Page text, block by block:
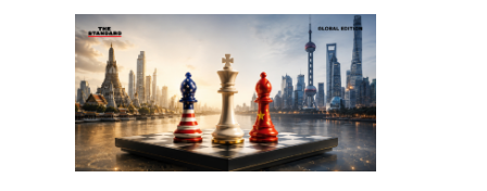
ส่วนยุทธศาสตร์ไทย –
อินโดนีเซีย